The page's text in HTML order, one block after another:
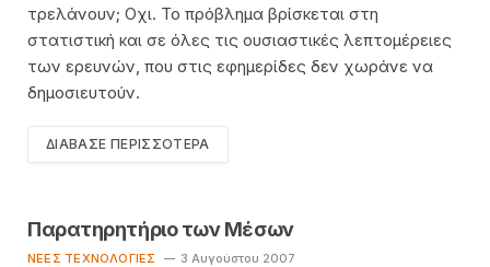
τρελάνουν; Οχι. Το πρόβλημα βρίσκεται στη
στατιστική και σε όλες τις ουσιαστικές λεπτομέρειες
των ερευνών, που στις εφημερίδες δεν χωράνε να
δημοσιευτούν.
ΔΙΆΒΑΣΕ ΠΕΡΙΣΣΌΤΕΡΑ
Παρατηρητήριο των Μέσων
ΝΈΕΣ ΤΕΧΝΟΛΟΓΊΕΣ 3 Αυγούστου 2007